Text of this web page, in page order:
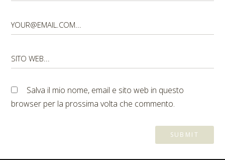
Salva il mio nome, email e sito web in questo
browser per la prossima volta che commento.